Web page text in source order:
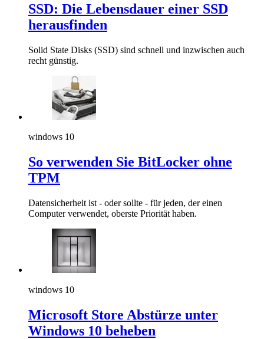
SSD: Die Lebensdauer einer SSD
herausfinden
Solid State Disks (SSD) sind schnell und inzwischen auch
recht günstig.
windows 10
So verwenden Sie BitLocker ohne
TPM
Datensicherheit ist - oder sollte - für jeden, der einen
Computer verwendet, oberste Priorität haben.
windows 10
Microsoft Store Abstürze unter
Windows 10 beheben